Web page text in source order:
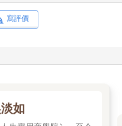
寫評價
如